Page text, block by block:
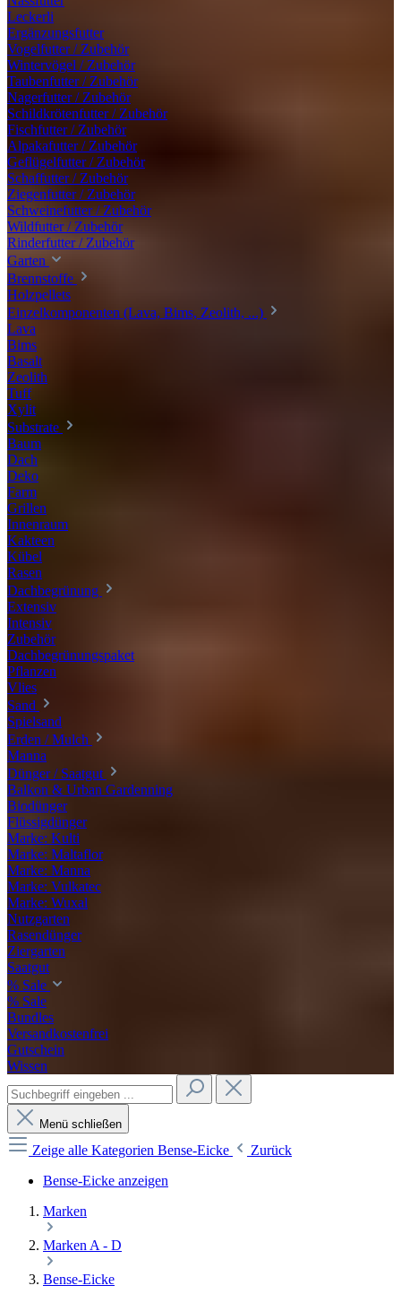
Leckerli
Ergänzungsfutter
Vogelfutter / Zubehör
Wintervögel / Zubehör
Taubenfutter / Zubehör
Nagerfutter / Zubehör
Schildkrötenfutter / Zubehör
Fischfutter / Zubehör
Alpakafutter / Zubehör
Geflügelfutter / Zubehör
Schaffutter / Zubehör
Ziegenfutter / Zubehör
Schweinefutter / Zubehör
Wildfutter / Zubehör
Rinderfutter / Zubehör
Garten
Brennstoffe
Holzpellets
Einzelkomponenten (Lava, Bims, Zeolith, ...)
Lava
Bims
Basalt
Zeolith
Tuff
Xylit
Substrate
Baum
Dach
Deko
Farm
Grillen
Innenraum
Kakteen
Kübel
Rasen
Dachbegrünung
Extensiv
Intensiv
Zubehör
Dachbegrünungspaket
Pflanzen
Vlies
Sand
Spielsand
Erden / Mulch
Manna
Dünger / Saatgut
Balkon & Urban Gardenning
Biodünger
Flüssigdünger
Marke: Kulti
Marke: Maltaflor
Marke: Manna
Marke: Vulkatec
Marke: Wuxal
Nutzgarten
Rasendünger
Ziergarten
Saatgut
% Sale
% Sale
Bundles
Versandkostenfrei
Gutschein
Wissen
Menü schließen
Zeige alle Kategorien Bense-Eicke
Zurück
Bense-Eicke anzeigen
Marken
Marken A - D
Bense-Eicke